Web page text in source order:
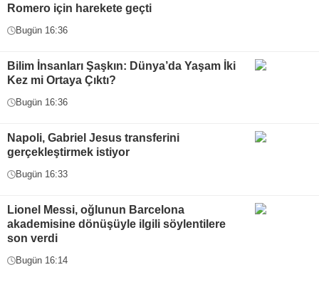
Romero için harekete geçti
Bugün 16:36
Bilim İnsanları Şaşkın: Dünya’da Yaşam İki
Kez mi Ortaya Çıktı?
Bugün 16:36
Napoli, Gabriel Jesus transferini
gerçekleştirmek istiyor
Bugün 16:33
Lionel Messi, oğlunun Barcelona
akademisine dönüşüyle ilgili söylentilere
son verdi
Bugün 16:14